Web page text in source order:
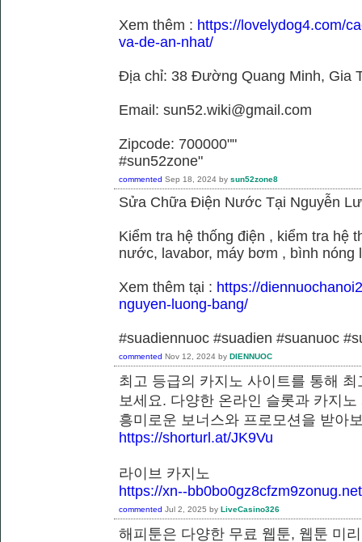
Xem thêm : https://lovelydog4.com/
va-de-an-nhat/
Địa chỉ: 38 Đường Quang Minh, Gia
Email: sun52.wiki@gmail.com
Zipcode: 700000""
#sun52zone"
commented Sep 18, 2024 by sun52zone8
Sửa Chữa Điện Nước Tại Nguyễn
Kiểm tra hệ thống điện , kiểm tra hệ
nước, lavabor, máy bơm , bình nóng
Xem thêm tại : https://
nguyen-luong-bang/
#suadiennuoc #suadien #suanuoc
commented Nov 12, 2024 by DIENNUOC
최고 등급의 카지노 사이트를 통해
보세요. 다양한 온라인 슬롯과 카지
흥미로운 보너스와 프로모션을 받
https://shorturl.at/JK9Vu
라이브 카지노
https://xn--bb0bo0gz8cfzm9zonug.net
commented Jul 2, 2025 by LiveCasino326
해피툰은 다양한 무료 웹툰, 웹툰 미